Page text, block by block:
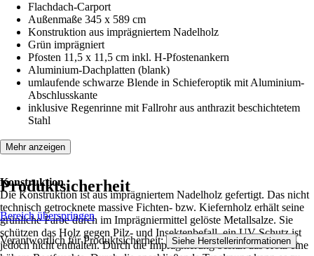
Flachdach-Carport
Außenmaße 345 x 589 cm
Konstruktion aus imprägniertem Nadelholz
Grün imprägniert
Pfosten 11,5 x 11,5 cm inkl. H-Pfostenankern
Aluminium-Dachplatten (blank)
umlaufende schwarze Blende in Schieferoptik mit Aluminium-
Abschlusskante
inklusive Regenrinne mit Fallrohr aus anthrazit beschichtetem
Stahl
Konstruktion
Die Konstruktion ist aus imprägniertem Nadelholz gefertigt. Das nicht
technisch getrocknete massive Fichten- bzw. Kiefernholz erhält seine
grünliche Farbe durch im Imprägniermittel gelöste Metallsalze. Sie
schützen das Holz gegen Pilz- und Insektenbefall, ein UV-Schutz ist
jedoch nicht enthalten. Durch die Imprägnierung besitzt das Holz eine
Mehr anzeigen
Produktsicherheit
Bereich überspringen
Verantwortlich für Produktsicherheit: Siehe Herstellerinformationen .